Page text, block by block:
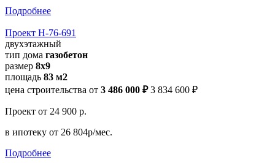
Подробнее
Проект Н-76-691
двухэтажный
тип дома газобетон
размер 8x9
площадь 83 м2
цена строительства от 3 486 000 ₽ 3 834 600 ₽
Проект от 24 900 р.
в ипотеку от 26 804р/мес.
Подробнее